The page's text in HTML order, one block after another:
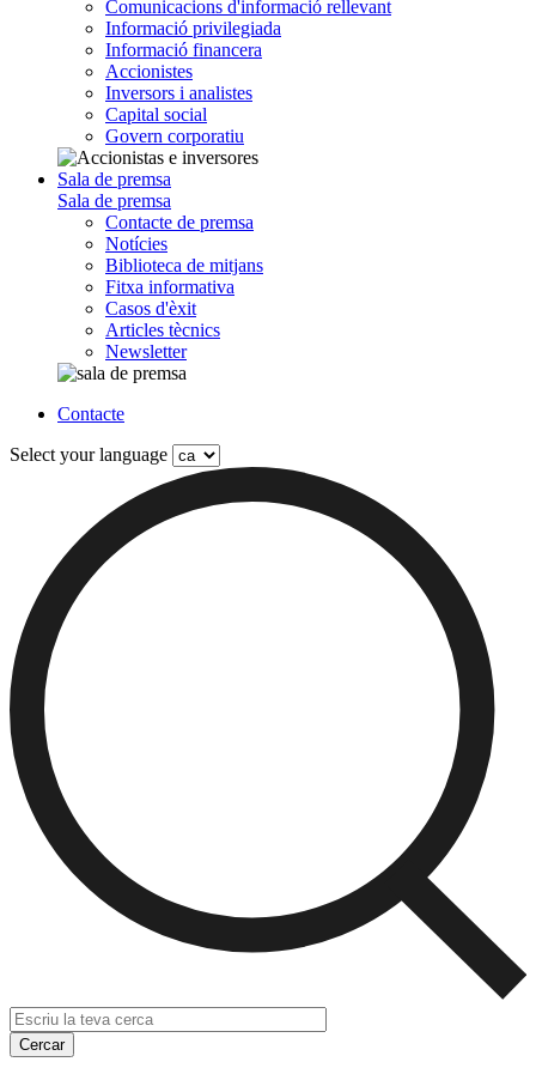
Comunicacions d'informació rellevant
Informació privilegiada
Informació financera
Accionistes
Inversors i analistes
Capital social
Govern corporatiu
Sala de premsa
Sala de premsa
Contacte de premsa
Notícies
Biblioteca de mitjans
Fitxa informativa
Casos d'èxit
Articles tècnics
Newsletter
Contacte
Select your language